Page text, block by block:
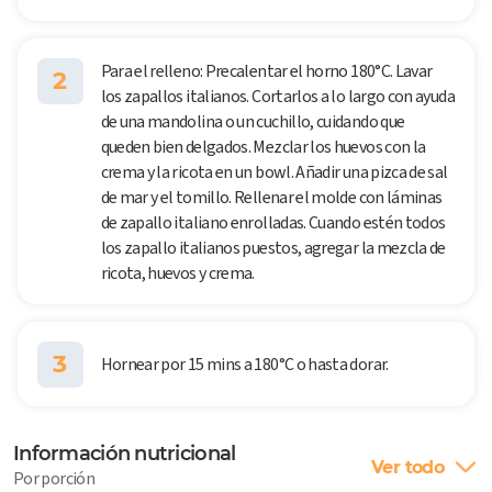
2
Para el relleno: Precalentar el horno 180°C. Lavar
los zapallos italianos. Cortarlos a lo largo con ayuda
de una mandolina o un cuchillo, cuidando que
queden bien delgados. Mezclar los huevos con la
crema y la ricota en un bowl. Añadir una pizca de sal
de mar y el tomillo. Rellenar el molde con láminas
de zapallo italiano enrolladas. Cuando estén todos
los zapallo italianos puestos, agregar la mezcla de
ricota, huevos y crema.
3 Hornear por 15 mins a 180°C o hasta dorar.
Información nutricional
Por porción Ver todo